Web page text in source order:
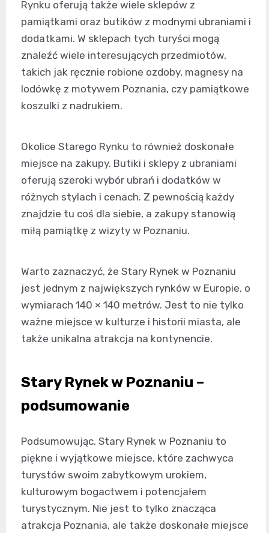
Rynku oferują także wiele sklepów z
pamiątkami oraz butików z modnymi ubraniami i
dodatkami. W sklepach tych turyści mogą
znaleźć wiele interesujących przedmiotów,
takich jak ręcznie robione ozdoby, magnesy na
lodówkę z motywem Poznania, czy pamiątkowe
koszulki z nadrukiem.
Okolice Starego Rynku to również doskonałe
miejsce na zakupy. Butiki i sklepy z ubraniami
oferują szeroki wybór ubrań i dodatków w
różnych stylach i cenach. Z pewnością każdy
znajdzie tu coś dla siebie, a zakupy stanowią
miłą pamiątkę z wizyty w Poznaniu.
Warto zaznaczyć, że Stary Rynek w Poznaniu
jest jednym z największych rynków w Europie, o
wymiarach 140 × 140 metrów. Jest to nie tylko
ważne miejsce w kulturze i historii miasta, ale
także unikalna atrakcja na kontynencie.
Stary Rynek w Poznaniu –
podsumowanie
Podsumowując, Stary Rynek w Poznaniu to
piękne i wyjątkowe miejsce, które zachwyca
turystów swoim zabytkowym urokiem,
kulturowym bogactwem i potencjałem
turystycznym. Nie jest to tylko znacząca
atrakcja Poznania, ale także doskonałe miejsce